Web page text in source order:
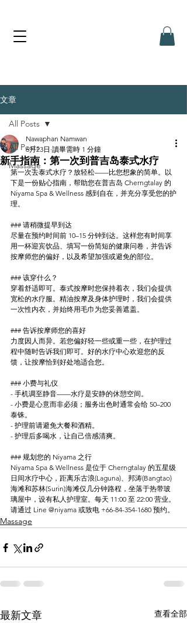
文章
All Posts
Massage
All Posts
新手指南：第一次到普吉岛泰式水疗
Nawaphan Namwan
6月23日 讀畢需時 1 分鐘
第一次去泰式水疗？放轻松——比您想象的简单。以
下是一份贴心指南，帮助您在普吉岛 Cherngtalay 的
Niyama Spa & Wellness 感到自在，并充分享受您的护
理。
### 请稍微提早到达
尽量在预约时间前 10–15 分钟到达。这样您有时间享
用一杯迎宾饮品、填写一份简短的健康问卷，并告诉
按摩师您的偏好，以及希望加强或避免的部位。
### 该穿什么？
穿着舒适即可。泰式按摩时您保持着衣，我们会提供
宽松的水疗服。精油按摩及身体护理时，我们会提供
一次性内衣，并始终用毛巾为您妥善遮盖。
### 告诉按摩师您的喜好
力度因人而异。若您偏好轻一些或重一些，在护理过
程中随时告诉我们即可。好的水疗中心欢迎您的反
馈，让按摩恰到好处地适合您。
### 小费与礼仪
- 手机调至静音——水疗是安静的休憩空间。
- 小费是心意而非必须；服务出色时通常会给 50–200
泰铢。
- 护理前请避免大餐和酒精。
- 护理后多喝水，让自己倍感清爽。
### 规划您的 Niyama 之行
Niyama Spa & Wellness 是位于 Cherngtalay 的五星级
日间水疗中心，距离乐古浪(Laguna)、邦涛(Bangtao)
海滩和苏林(Surin)海滩仅几分钟路程，坐落于热带玻
璃屋中，设有私人护理室。每天 11:00 至 22:00 营业。
请通过 Line @niyama 或致电 +66-84-354-1680 预约。
Massage
最新文章 查看全部